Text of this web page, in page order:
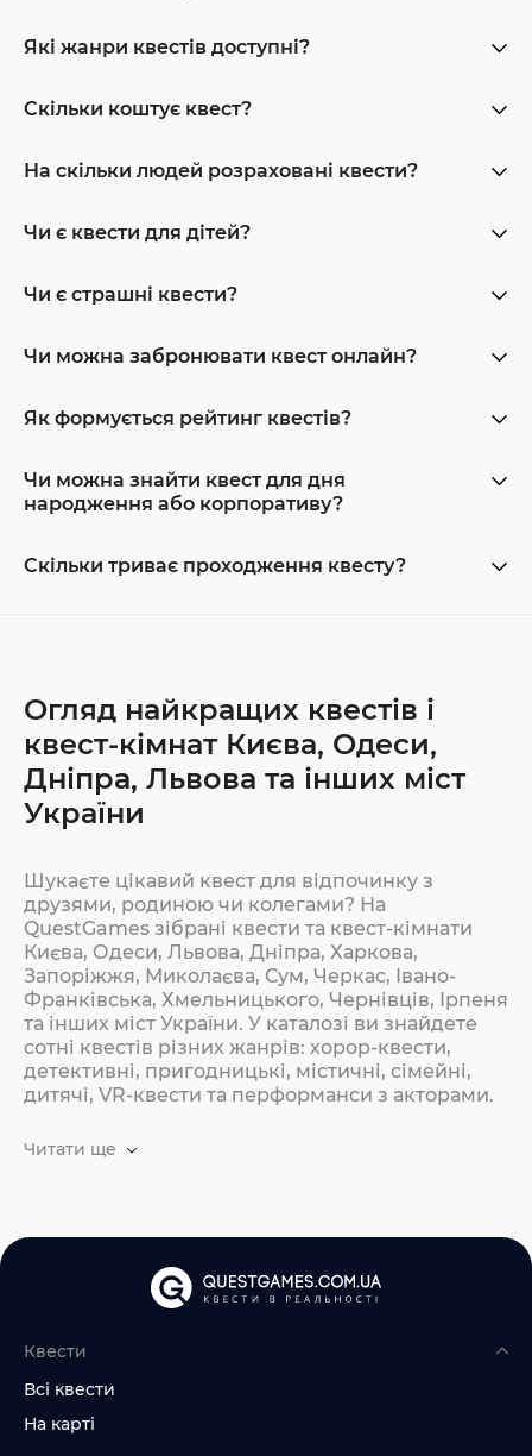
Які жанри квестів доступні?
Скільки коштує квест?
На скільки людей розраховані квести?
Чи є квести для дітей?
Чи є страшні квести?
Чи можна забронювати квест онлайн?
Як формується рейтинг квестів?
Чи можна знайти квест для дня
народження або корпоративу?
Скільки триває проходження квесту?
Огляд найкращих квестів і
квест-кімнат Києва, Одеси,
Дніпра, Львова та інших міст
України
Шукаєте цікавий квест для відпочинку з
друзями, родиною чи колегами? На
QuestGames зібрані квести та квест-кімнати
Києва, Одеси, Львова, Дніпра, Харкова,
Запоріжжя, Миколаєва, Сум, Черкас, Івано-
Франківська, Хмельницького, Чернівців, Ірпеня
та інших міст України. У каталозі ви знайдете
сотні квестів різних жанрів: хорор-квести,
детективні, пригодницькі, містичні, сімейні,
дитячі, VR-квести та перформанси з акторами.
Читати ще
Квести
Всі квести
На карті